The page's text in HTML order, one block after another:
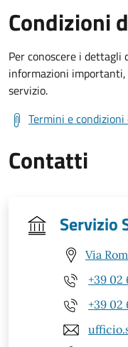
Condizioni
Per conoscere i dettagli
informazioni
servizio.
Termini e
Contatti
Servizio
Via
+39 02
+39 02